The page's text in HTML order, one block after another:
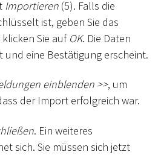
Importieren (5). Falls die
ist, geben Sie das
Sie auf OK. Die Daten
und eine Bestätigung erscheint.
einblenden >>, um
der Import erfolgreich war.
. Ein weiteres
sich. Sie müssen sich jetzt